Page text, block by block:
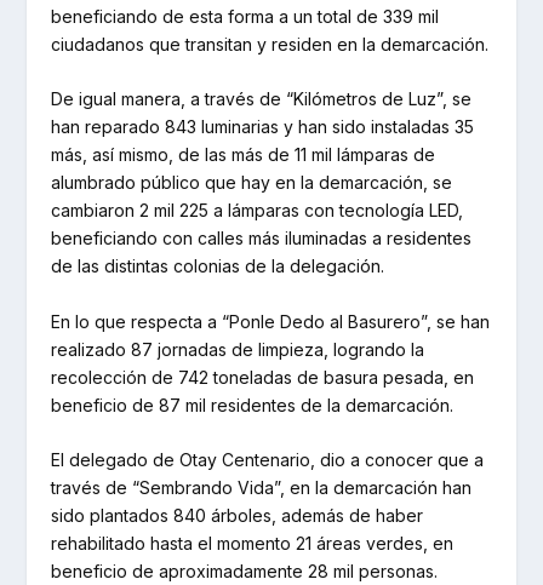
beneficiando de esta forma a un total de 339 mil
ciudadanos que transitan y residen en la demarcación.
De igual manera, a través de “Kilómetros de Luz”, se
han reparado 843 luminarias y han sido instaladas 35
más, así mismo, de las más de 11 mil lámparas de
alumbrado público que hay en la demarcación, se
cambiaron 2 mil 225 a lámparas con tecnología LED,
beneficiando con calles más iluminadas a residentes
de las distintas colonias de la delegación.
En lo que respecta a “Ponle Dedo al Basurero”, se han
realizado 87 jornadas de limpieza, logrando la
recolección de 742 toneladas de basura pesada, en
beneficio de 87 mil residentes de la demarcación.
El delegado de Otay Centenario, dio a conocer que a
través de “Sembrando Vida”, en la demarcación han
sido plantados 840 árboles, además de haber
rehabilitado hasta el momento 21 áreas verdes, en
beneficio de aproximadamente 28 mil personas.